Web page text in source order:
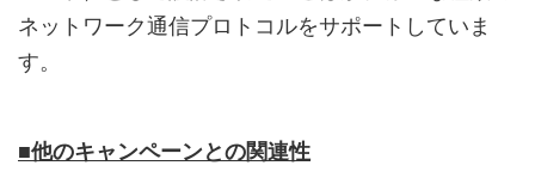
ネットワーク通信プロトコルをサポートしていま
す。
■他のキャンペーンとの関連性